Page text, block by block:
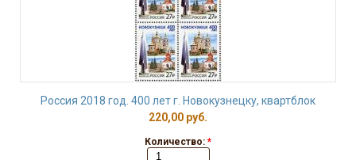
Россия 2018 год. 400 лет г. Новокузнецку, квартблок
220,00 руб.
Количество: *